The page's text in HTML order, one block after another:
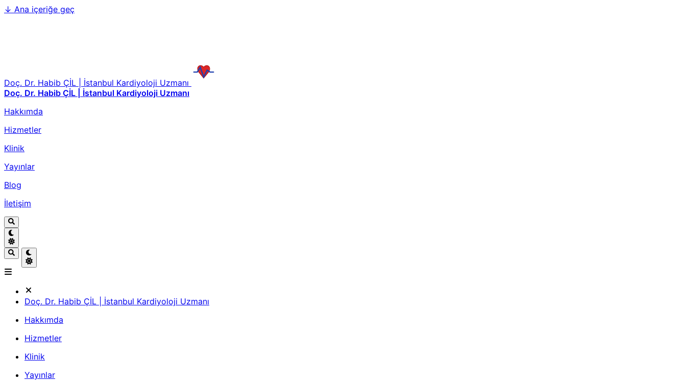
↓ Ana içeriğe geç
Doç. Dr. Habib ÇİL | İstanbul Kardiyoloji Uzmanı
Doç. Dr. Habib ÇİL | İstanbul Kardiyoloji Uzmanı
Hakkımda
Hizmetler
Klinik
Yayınlar
Blog
İletişim
Doç. Dr. Habib ÇİL | İstanbul Kardiyoloji Uzmanı
Hakkımda
Hizmetler
Klinik
Yayınlar